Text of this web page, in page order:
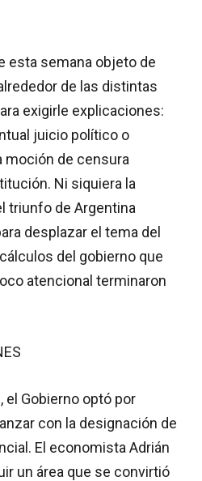
esta semana objeto de
de las distintas
exigirle explicaciones:
juicio político o
moción de censura
Ni siquiera la
triunfo de Argentina
desplazar el tema del
del gobierno que
atencional terminaron
Gobierno optó por
con la designación de
El economista Adrián
un área que se convirtió